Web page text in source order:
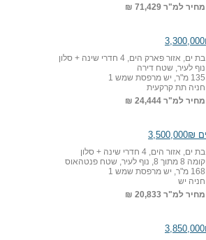
מחיר למ"ר 71,429 ₪
בת ים, אזור פארק הים, 4 חדרי שינה + סלון
נוף לעיר, שטח דירה
135 מ"ר, יש מרפסת שמש 1
חניה תת קרקעית
מחיר למ"ר 24,444 ₪
בת ים, אזור הים, 4 חדרי שינה + סלון
קומה 8 מתוך 8, נוף לעיר, שטח פנטהאוס
168 מ"ר, יש מרפסת שמש 1
חניה יש
מחיר למ"ר 20,833 ₪